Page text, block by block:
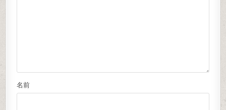
名前